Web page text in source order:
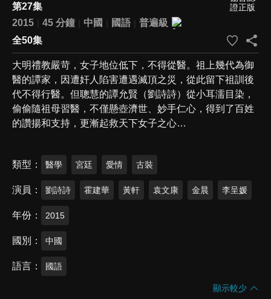
第27集
2015
45 分鐘 中國 國語
普遍級
全50集
大明禮教嚴苛，女子地位低下，不得從醫。祖上幾代為御
醫的譚家，因遭奸人陷害遭遇滅頂之災，從此留下祖訓後
代不得行醫。但聰慧的譚允賢（劉詩詩）從小耳濡目染，
偷偷隨祖母習醫，不僅懸壺濟世、妙手仁心，得到了百姓
的讚揚和支持，更漸起救天下女子之心…
類型 醫學 宮廷 愛情 古裝
演員 劉詩詩 霍建華 黃軒 袁文康 金晨 李呈媛
年份 2015
國別 中國
語言 國語
顯示較少